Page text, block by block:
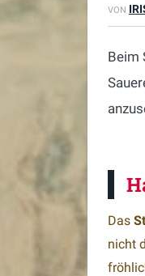
VON
Beim
Das
nicht